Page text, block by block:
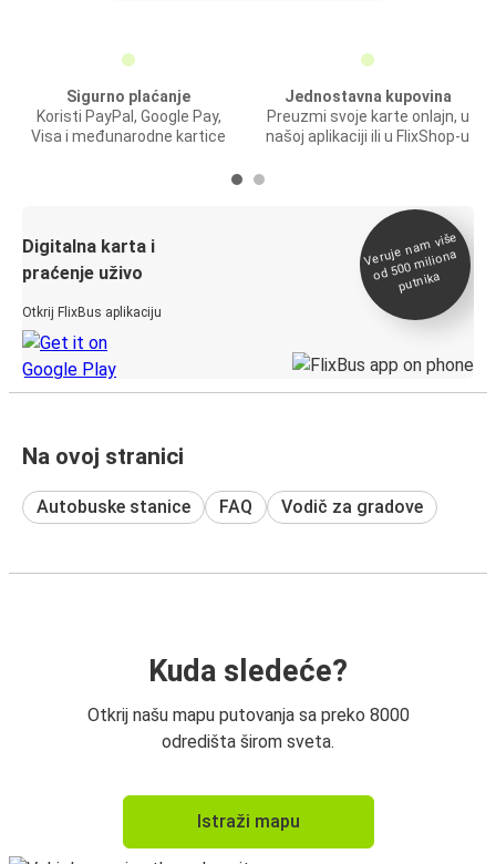
Sigurno plaćanje
Koristi PayPal, Google Pay,
Visa i međunarodne kartice
Jednostavna kupovina
Preuzmi svoje karte onlajn, u
našoj aplikaciji ili u FlixShop-u
Digitalna karta i
praćenje uživo
Otkrij FlixBus aplikaciju
Veruje na
m više
od 500
miliona
putnika
Na ovoj stranici
Autobuske stanice FAQ Vodič za gradove
Kuda sledeće?
Otkrij našu mapu putovanja sa preko 8000
odredišta širom sveta.
Istraži mapu